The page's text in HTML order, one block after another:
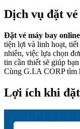
Dịch vụ đặt
Đặt vé máy bay online
tiện lợi và linh hoạt,
nhiên, việc lựa chọn
tin cần thiết sẽ giúp
Cùng G.I.A CORP tìm
Lợi ích khi